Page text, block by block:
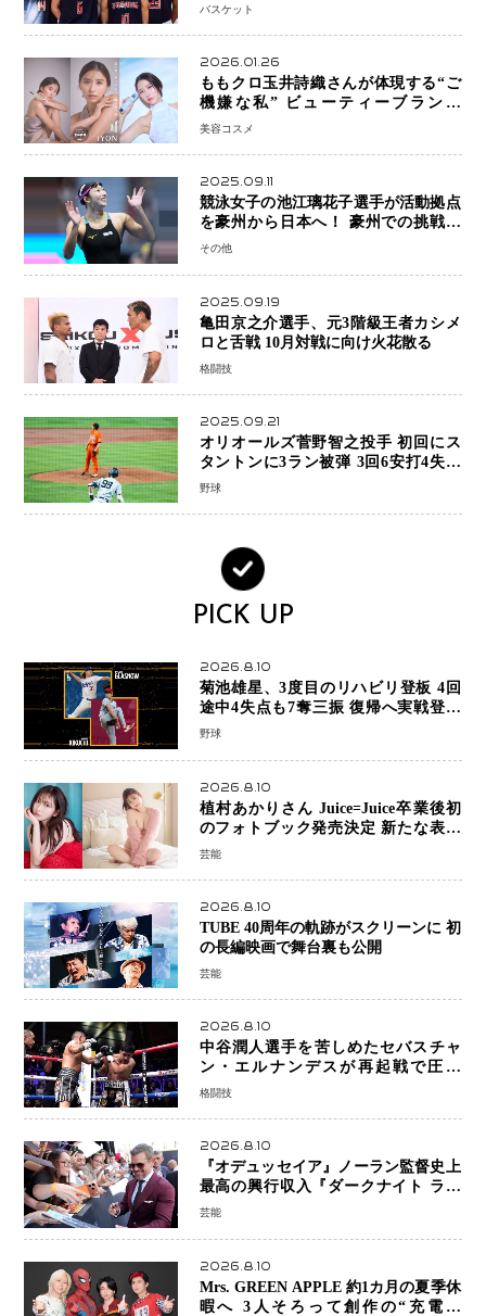
バスケット
2026.01.26
ももクロ玉井詩織さんが体現する“ご
機嫌な私” ビューティーブランド
「iYON」が描く新しいスキンケア体
美容コスメ
2025.09.11
競泳女子の池江璃花子選手が活動拠点
を豪州から日本へ！ 豪州での挑戦を
糧に、28年ロサンゼルス五輪へ再始動
その他
2025.09.19
亀田京之介選手、元3階級王者カシメ
格闘技
2025.09.21
オリオールズ菅野智之投手 初回にス
タントンに3ラン被弾 3回6安打4失点
で降板
野球
PICK UP
2026.8.10
菊池雄星、3度目のリハビリ登板 4回
途中4失点も7奪三振 復帰へ実戦登板
を重ねる
野球
2026.8.10
植村あかりさん Juice=Juice卒業後初
のフォトブック発売決定 新たな表現
者としての“今”を凝縮
芸能
2026.8.10
TUBE 40周年の軌跡がスクリーンに 初
の長編映画で舞台裏も公開
芸能
2026.8.10
中谷潤人選手を苦しめたセバスチャ
ン・エルナンデスが再起戦で圧巻
KO 2回で相手を沈める…次戦は亀田
格闘技
2026.8.10
『オデュッセイア』ノーラン監督史上
最高の興行収入『ダークナイト ライ
ジング』超え、世界で11億ドル突破
芸能
2026.8.10
Mrs. GREEN APPLE 約1カ月の夏季休
暇へ 3人そろって創作の“充電期